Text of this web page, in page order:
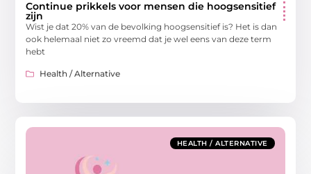
Continue prikkels voor mensen die hoogsensitief
zijn
Wist je dat 20% van de bevolking hoogsensitief is? Het is dan
ook helemaal niet zo vreemd dat je wel eens van deze term
hebt
Health / Alternative
HEALTH / ALTERNATIVE